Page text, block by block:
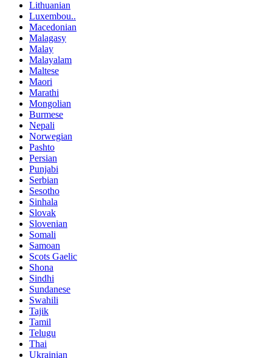
Lithuanian
Luxembou..
Macedonian
Malagasy
Malay
Malayalam
Maltese
Maori
Marathi
Mongolian
Burmese
Nepali
Norwegian
Pashto
Persian
Punjabi
Serbian
Sesotho
Sinhala
Slovak
Slovenian
Somali
Samoan
Scots Gaelic
Shona
Sindhi
Sundanese
Swahili
Tajik
Tamil
Telugu
Thai
Ukrainian